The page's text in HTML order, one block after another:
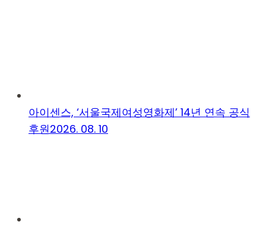
아이센스, ‘서울국제여성영화제’ 14년 연속 공식
후원2026. 08. 10